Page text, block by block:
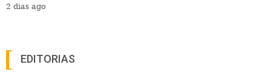
2 dias ago
EDITORIAS